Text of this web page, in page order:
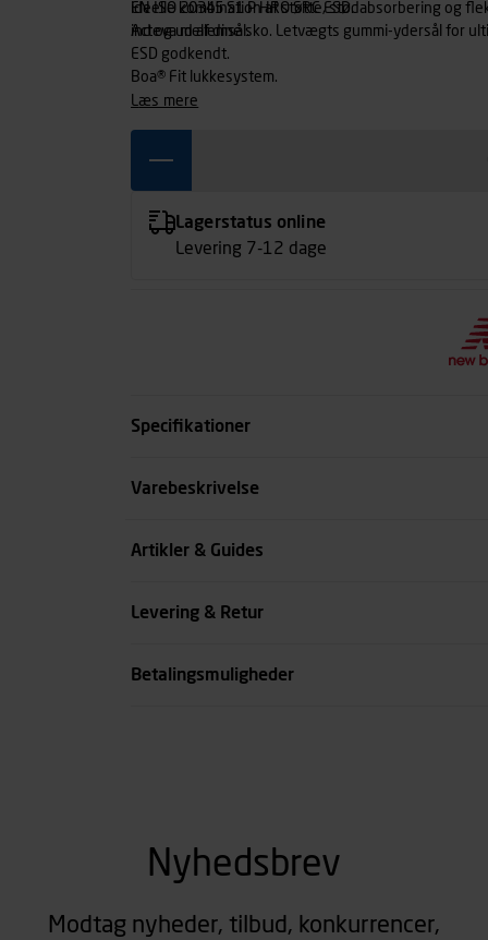
ideelle kombination af støtte, stødabsorbering og
ind og ud af dine sko. Letvægts gummi-ydersål for
EN ISO 20345 S1 P HRO SRC ESD.
Acteva mellemsål.
ESD godkendt.
Boa® Fit lukkesystem.
læs mere
Lagerstatus online
Levering 7-12 dage
Specifikationer
Størrelse
Varebeskrivelse
Artikler & Guides
Levering & Retur
Betalingsmuligheder
Nyhedsbrev
Modtag nyheder, tilbud, konkurrencer,